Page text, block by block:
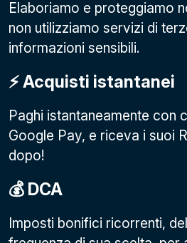
Elaboriamo e proteggiamo
non utilizziamo servizi di
informazioni sensibili.
⚡️ Acquisti istantanei
Paghi istantaneamente con
Google Pay, e riceva i suoi
dopo!
💰 DCA
Imposti bonifici ricorrenti,